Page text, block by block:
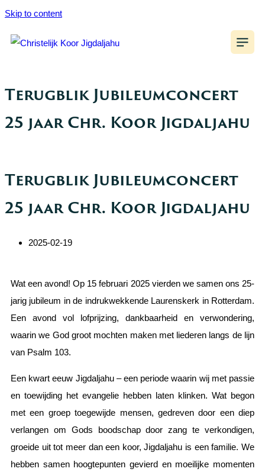
Skip to content
Terugblik Jubileumconcert
25 jaar Chr. Koor Jigdaljahu
Terugblik Jubileumconcert
25 jaar Chr. Koor Jigdaljahu
2025-02-19
Wat een avond! Op 15 februari 2025 vierden we samen ons 25-
jarig jubileum in de indrukwekkende Laurenskerk in Rotterdam.
Een avond vol lofprijzing, dankbaarheid en verwondering,
waarin we God groot mochten maken met liederen langs de lijn
van Psalm 103.
Een kwart eeuw Jigdaljahu – een periode waarin wij met passie
en toewijding het evangelie hebben laten klinken. Wat begon
met een groep toegewijde mensen, gedreven door een diep
verlangen om Gods boodschap door zang te verkondigen,
groeide uit tot meer dan een koor, Jigdaljahu is een familie. We
hebben samen hoogtepunten gevierd en moeilijke momenten